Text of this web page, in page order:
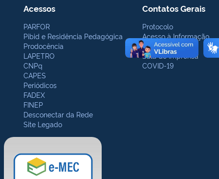
Acessos
PARFOR
Pibid e Residência Pedagógica
Prodocência
LAPETRO
CNPq
CAPES
Periódicos
FADEX
FINEP
Desconectar da Rede
Site Legado
Contatos Gerais
Protocolo
Acesso à Informação
Ouvidoria
Sala de Imprensa
COVID-19